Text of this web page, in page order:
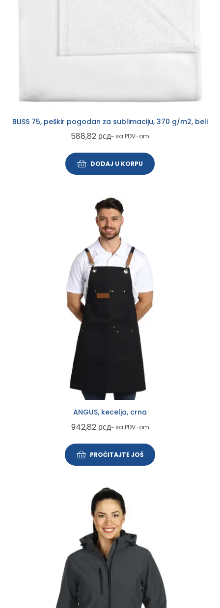
BLISS 75, peškir pogodan za sublimaciju, 370 g/m2, beli
588,82 рсд~ sa PDV-om
DODAJ U KORPU
ANGUS, kecelja, crna
942,82 рсд~ sa PDV-om
PROČITAJTE JOŠ